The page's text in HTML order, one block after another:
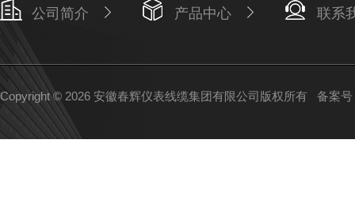
公司简介 产品中心 联系
Copyright © 2026 安徽春辉仪表线缆集团有限公司版权所有 备案号